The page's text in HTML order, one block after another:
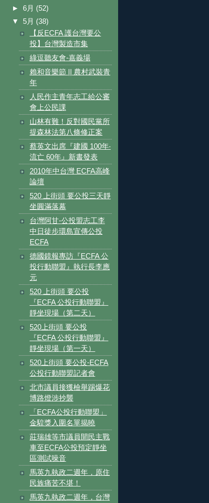
► 6月 (52)
▼ 5月 (38)
【反ECFA 護台灣要公
投】台灣製造市集
綠逗聽友會-嘉義場
賴和音樂節 || 農村武裝青
年
人民作主青年志工給公審
會上公民課
山林有難！反對國民黨所
提森林法第八條修正案
蔡英文出席『建國 100年‧
流亡 60年』新書發表
2010年中台灣 ECFA高峰
論壇
520 上街頭 要公投三天靜
坐圓滿落幕
台灣阿甘-公投盟志工李
中日徒步環島宣傳公投
ECFA
德國鏡報專訪『ECFA 公
投行動聯盟』執行長李應
元
520 上街頭 要公投
『ECFA 公投行動聯盟』
靜坐現場（第二天）
520上街頭 要公投
『ECFA 公投行動聯盟』
靜坐現場（第一天）
520上街頭 要公投-ECFA
公投行動聯盟記者會
北市議員接獲檢舉踢爆花
博路燈涉抄襲
「ECFA公投行動聯盟」
金騜獎入圍名單揭曉
莊瑞雄等市議員開民主戰
車至ECFA公投預定靜坐
區測試噪音
馬英九執政二週年，原住
民族痛苦不堪！
馬英九執政二週年，台灣